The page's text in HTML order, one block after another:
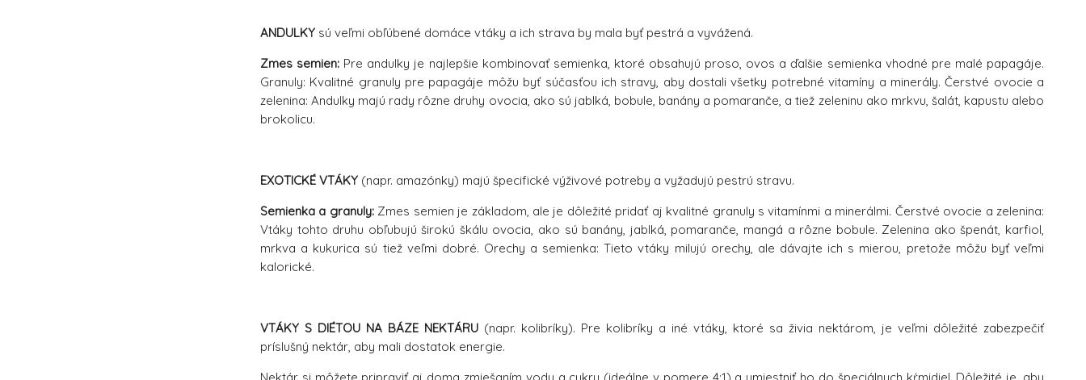
ANDULKY sú veľmi obľúbené domáce vtáky a ich strava by mala byť pestrá a vyvážená.
Zmes semien: Pre andulky je najlepšie kombinovať semienka, ktoré obsahujú proso, ovos a ďalšie semienka vhodné pre malé papagáje.
Granuly: Kvalitné granuly pre papagáje môžu byť súčasťou ich stravy, aby dostali všetky potrebné vitamíny a minerály. Čerstvé ovocie a
zelenina: Andulky majú rady rôzne druhy ovocia, ako sú jablká, bobule, banány a pomaranče, a tiež zeleninu ako mrkvu, šalát, kapustu alebo
brokolicu.
EXOTICKÉ VTÁKY (napr. amazónky) majú špecifické výživové potreby a vyžadujú pestrú stravu.
Semienka a granuly:Zmes semien je základom, ale je dôležité pridať aj kvalitné granuly s vitamínmi a minerálmi. Čerstvé ovocie a zelenina:
Vtáky tohto druhu obľubujú širokú škálu ovocia, ako sú banány, jablká, pomaranče, mangá a rôzne bobule. Zelenina ako špenát, karfiol,
mrkva a kukurica sú tiež veľmi dobré. Orechy a semienka: Tieto vtáky milujú orechy, ale dávajte ich s mierou, pretože môžu byť veľmi
kalorické.
VTÁKY S DIÉTOU NA BÁZE NEKTÁRU (napr. kolibríky). Pre kolibríky a iné vtáky, ktoré sa živia nektárom, je veľmi dôležité zabezpečiť
príslušný nektár, aby mali dostatok energie.